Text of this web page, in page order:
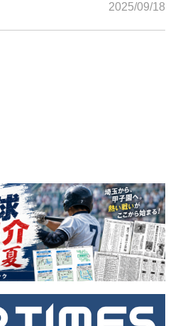
2025/09/18